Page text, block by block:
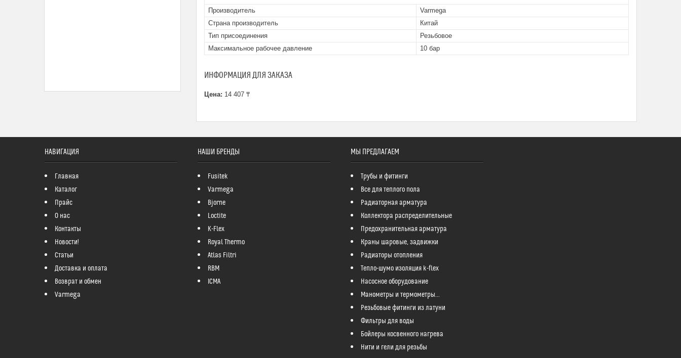
Производитель
Varmega
Страна производитель
Китай
Тип присоединения
Резьбовое
Максимальное рабочее давление
10 бар
ИНФОРМАЦИЯ ДЛЯ ЗАКАЗА
Цена: 14 407 ₸
НАВИГАЦИЯ
Главная
Каталог
Прайс
О нас
Контакты
Новости!
Статьи
Доставка и оплата
Возврат и обмен
Varmega
НАШИ БРЕНДЫ
Fusitek
Varmega
Bjorne
Loctite
K-Flex
Royal Thermo
Atlas Filtri
RBM
ICMA
МЫ ПРЕДЛАГАЕМ
Трубы и фитинги
Все для теплого пола
Радиаторная арматура
Коллектора распределительные
Предохранительная арматура
Краны шаровые, задвижки
Радиаторы отопления
Тепло-шумо изоляция k-flex
Насосное оборудование
Манометры и термометры...
Резьбовые фитинги из латуни
Фильтры для воды
Бойлеры косвенного нагрева
Нити и гели для резьбы